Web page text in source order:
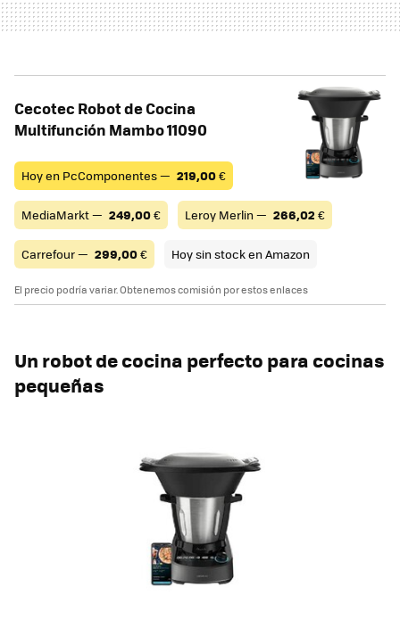
Cecotec Robot de Cocina
Multifunción Mambo 11090
Hoy en PcComponentes — 219,00€
MediaMarkt — 249,00€ Leroy Merlin — 266,02 €
Carrefour — 299,00€ Hoy sin stock en Amazon
El precio podría variar. Obtenemos comisión por estos enlaces
Un robot de cocina perfecto para cocinas
pequeñas